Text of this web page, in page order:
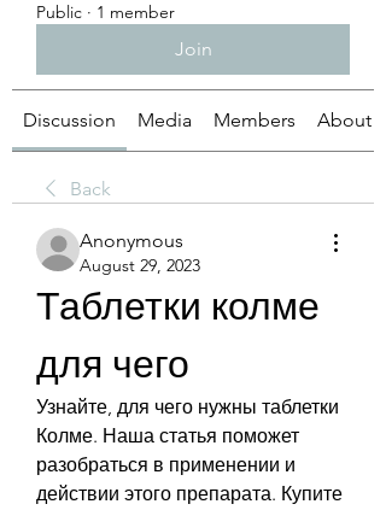
Public · 1 member
Join
Discussion Media Members About
Back
Anonymous
August 29, 2023
Таблетки колме
для чего
Узнайте, для чего нужны таблетки
Колме. Наша статья поможет
разобраться в применении и
действии этого препарата. Купите